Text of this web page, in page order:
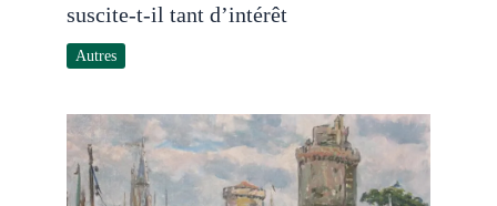
suscite-t-il tant d’intérêt
Autres